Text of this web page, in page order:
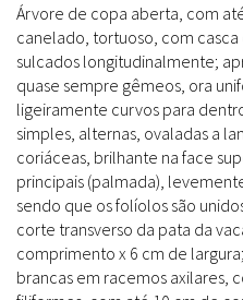
Árvore de copa aberta, com
canelado, tortuoso, com casca
sulcados longitudinalmente;
quase sempre gêmeos, ora
ligeiramente curvos para
simples, alternas, ovaladas a
coriáceas, brilhante na face
principais (palmada),
sendo que os folíolos são
corte transverso da pata da
comprimento x 6 cm de
brancas em racemos axilares,